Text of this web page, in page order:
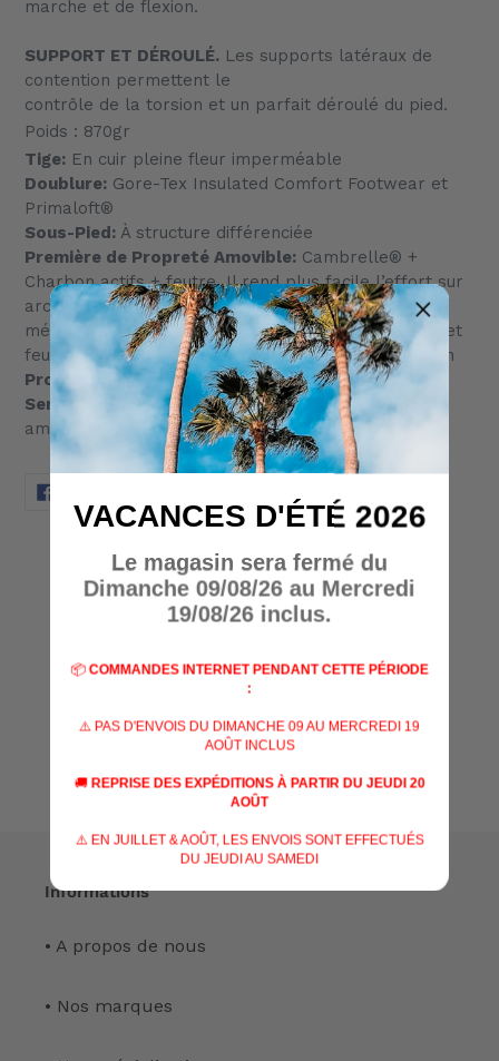
marche et de flexion.
SUPPORT ET DÉROULÉ. Les supports latéraux de
contention permettent le
contrôle de la torsion et un parfait déroulé du pied.
Poids : 870gr
Tige: En cuir pleine fleur imperméable
Doublure: Gore-Tex Insulated Comfort Footwear et
Primaloft®
Sous-Pied: À structure différenciée
Première de Propreté Amovible: Cambrelle® +
Charbon actifs + feutre. Il rend plus facile l’effort sur
arc plantaire longitudinal, sur le talon et sur le
métatarse. Dessin spécial CRISPI® anti glissement et
feutre en charbon actif avec propriété antibactérien
Protections:Embout de protection
Semelle:
Vibram® avec semelle intercalaire
amortissant
SUR
FACEBOOK
SUR
TWITTER
SUR
PINTEREST
AVIS CLIENTS
Soyez le premier à écrire un avis
Écrire un avis
Informations
• A propos de nous
• Nos marques
VACANCES D'ÉTÉ 2026
Le magasin sera fermé du
Dimanche 09/08/26 au Mercredi
19/08/26 inclus.
📦 COMMANDES INTERNET PENDANT CETTE PÉRIODE
:
⚠️ PAS D'ENVOIS DU DIMANCHE 09 AU MERCREDI 19
AOÛT INCLUS
🚚 REPRISE DES EXPÉDITIONS À PARTIR DU JEUDI 20
AOÛT
⚠️ EN JUILLET & AOÛT, LES ENVOIS SONT EFFECTUÉS
DU JEUDI AU SAMEDI